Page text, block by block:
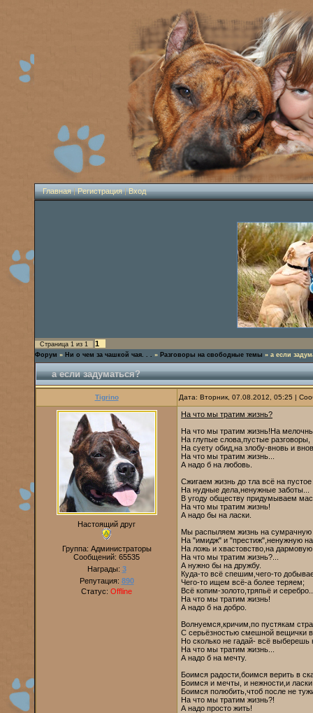
Главная|Регистрация|Вход
Страница 1 из 1 1
Форум » Ни о чем за чашкой чая. . . » Разговоры на свободные темы » а если
а если задуматься?
Tigrino Дата: Вторник, 07.08.2012, 05:25 |
Настоящий друг
Группа: Администраторы
Сообщений: 65535
Награды: 3
Репутация: 890
Статус: Offline
На что мы тратим жизнь?
На что мы тратим жизнь!На
На глупые слова,пустые разговоры,
На суету обид,на злобу-вновь и
На что мы тратим жизнь...
А надо б на любовь.
Сжигаем жизнь до тла всё на пустое
На нудные дела,ненужные заботы...
В угоду обществу придумываем
На что мы тратим жизнь!
А надо бы на ласки.
Мы распыляем жизнь на сумрачную
На "имидж" и "престиж",ненужную
На ложь и хвастовство,на
На что мы тратим жизнь?...
А нужно бы на дружбу.
Куда-то всё спешим,чего-то
Чего-то ищем всё-а более теряем;
Всё копим-золото,тряпьё и
На что мы тратим жизнь!
А надо б на добро.
Волнуемся,кричим,по пустякам
С серьёзностью смешной вещички
Но сколько не гадай- всё выберешь
На что мы тратим жизнь...
А надо б на мечту.
Боимся радости,боимся верить в
Боимся и мечты, и нежности,и
Боимся полюбить,чтоб после не
На что мы тратим жизнь?!
А надо просто жить!